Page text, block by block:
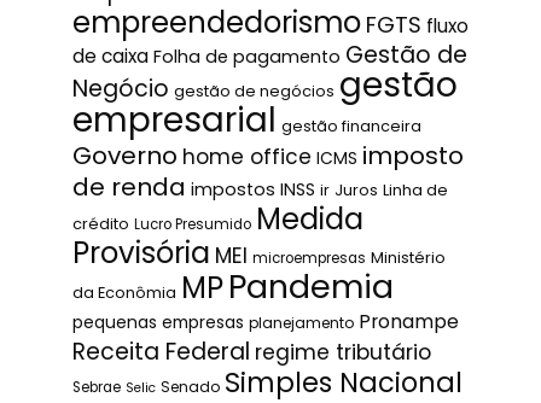
empreendedorismo FGTS fluxo
de caixa Folha de pagamento Gestão de
Negócio gestão de negócios gestão
empresarial gestão financeira
Governo home office ICMS imposto
de renda impostos INSS ir Juros Linha de
crédito Lucro Presumido Medida
Provisória MEI microempresas Ministério
da Econômia MPPandemia
pequenas empresas planejamento Pronampe
Receita Federal regime tributário
Sebrae Selic Senado Simples Nacional